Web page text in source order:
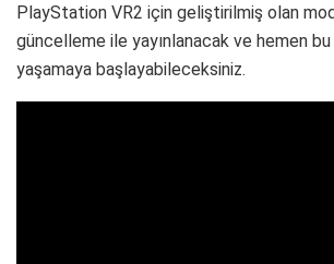
PlayStation VR2 için geliştirilmiş olan
güncelleme ile yayınlanacak ve hemen
yaşamaya başlayabileceksiniz.